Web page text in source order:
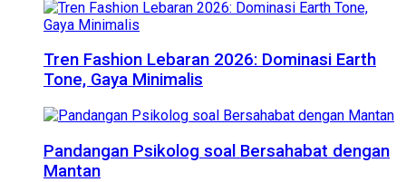
Tren Fashion Lebaran 2026: Dominasi Earth
Tone, Gaya Minimalis
Pandangan Psikolog soal Bersahabat dengan
Mantan